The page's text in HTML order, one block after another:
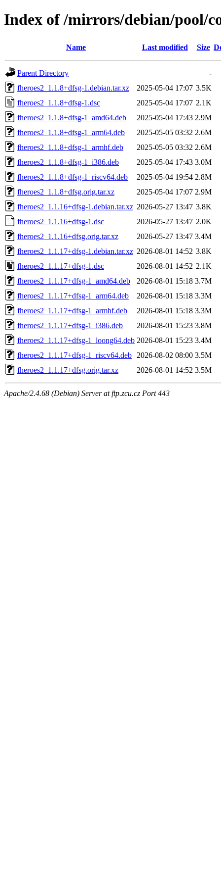
Index of /mirrors/debian/pool/
Name Last modified Size
Parent Directory
-
fheroes2_1.1.8+dfsg-1.debian.tar.xz
2025-05-04 17:07 3.5K
fheroes2_1.1.8+dfsg-1.dsc
2025-05-04 17:07 2.1K
fheroes2_1.1.8+dfsg-1_amd64.deb
2025-05-04 17:43 2.9M
fheroes2_1.1.8+dfsg-1_arm64.deb
2025-05-05 03:32 2.6M
fheroes2_1.1.8+dfsg-1_armhf.deb
2025-05-05 03:32 2.6M
fheroes2_1.1.8+dfsg-1_i386.deb
2025-05-04 17:43 3.0M
fheroes2_1.1.8+dfsg-1_riscv64.deb
2025-05-04 19:54 2.8M
fheroes2_1.1.8+dfsg.orig.tar.xz
2025-05-04 17:07 2.9M
fheroes2_1.1.16+dfsg-1.debian.tar.xz 2026-05-27 13:47 3.8K
fheroes2_1.1.16+dfsg-1.dsc
2026-05-27 13:47 2.0K
fheroes2_1.1.16+dfsg.orig.tar.xz
2026-05-27 13:47 3.4M
fheroes2_1.1.17+dfsg-1.debian.tar.xz 2026-08-01 14:52 3.8K
fheroes2_1.1.17+dfsg-1.dsc
2026-08-01 14:52 2.1K
fheroes2_1.1.17+dfsg-1_amd64.deb
2026-08-01 15:18 3.7M
fheroes2_1.1.17+dfsg-1_arm64.deb
2026-08-01 15:18 3.3M
fheroes2_1.1.17+dfsg-1_armhf.deb
2026-08-01 15:18 3.3M
fheroes2_1.1.17+dfsg-1_i386.deb
2026-08-01 15:23 3.8M
fheroes2_1.1.17+dfsg-1_loong64.deb 2026-08-01 15:23 3.4M
fheroes2_1.1.17+dfsg-1_riscv64.deb
2026-08-02 08:00 3.5M
fheroes2_1.1.17+dfsg.orig.tar.xz
2026-08-01 14:52 3.5M
Apache/2.4.68 (Debian) Server at ftp.zcu.cz Port 443